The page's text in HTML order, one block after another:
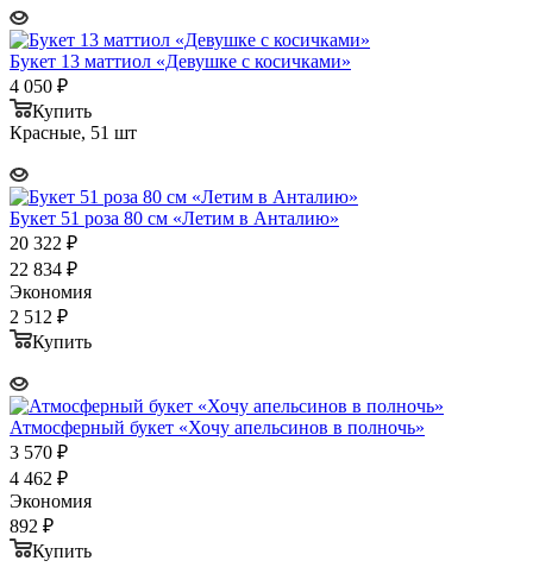
Букет 13 маттиол «Девушке с косичками»
4 050 ₽
Купить
Красные, 51 шт
Букет 51 роза 80 см «Летим в Анталию»
20 322 ₽
22 834 ₽
Экономия
2 512 ₽
Купить
Атмосферный букет «Хочу апельсинов в полночь»
3 570 ₽
4 462 ₽
Экономия
892 ₽
Купить